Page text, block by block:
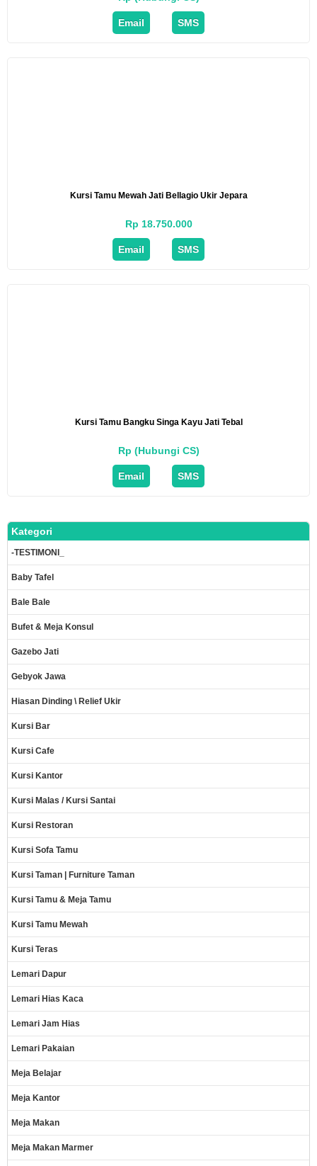
Email SMS
Kursi Tamu Mewah Jati Bellagio Ukir Jepara
Rp 18.750.000
Email SMS
Kursi Tamu Bangku Singa Kayu Jati Tebal
Rp (Hubungi CS)
Email SMS
Kategori
-TESTIMONI_
Baby Tafel
Bale Bale
Bufet & Meja Konsul
Gazebo Jati
Gebyok Jawa
Hiasan Dinding \ Relief Ukir
Kursi Bar
Kursi Cafe
Kursi Kantor
Kursi Malas / Kursi Santai
Kursi Restoran
Kursi Sofa Tamu
Kursi Taman | Furniture Taman
Kursi Tamu & Meja Tamu
Kursi Tamu Mewah
Kursi Teras
Lemari Dapur
Lemari Hias Kaca
Lemari Jam Hias
Lemari Pakaian
Meja Belajar
Meja Kantor
Meja Makan
Meja Makan Marmer